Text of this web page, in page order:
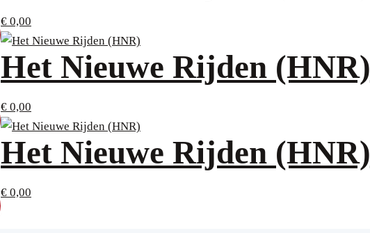
€ 0,00
Het Nieuwe Rijden (HNR)
€ 0,00
Het Nieuwe Rijden (HNR)
€ 0,00